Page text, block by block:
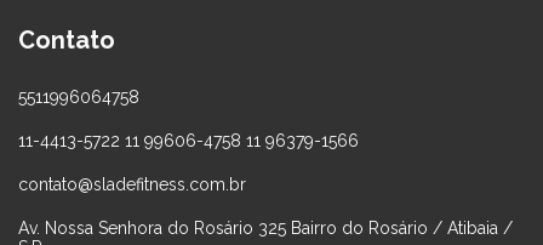
Contato
5511996064758
11-4413-5722 11 99606-4758 11 96379-1566
contato@sladefitness.com.br
Av. Nossa Senhora do Rosário 325 Bairro do Rosário / Atibaia /